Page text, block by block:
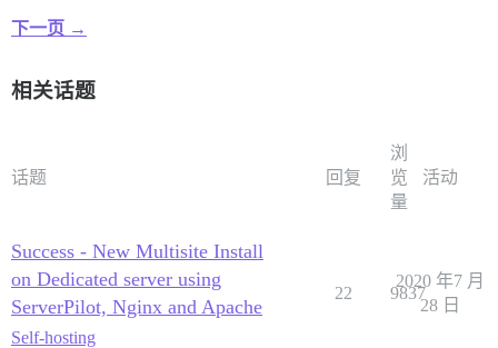
下一页 →
相关话题
话题 回复
浏
览
量
活动
Success - New Multisite Install
on Dedicated server using
ServerPilot, Nginx and Apache
Self-hosting
22 9837
2020 年7 月
28 日